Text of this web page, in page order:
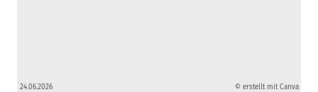
24.06.2026 © erstellt mit Canva